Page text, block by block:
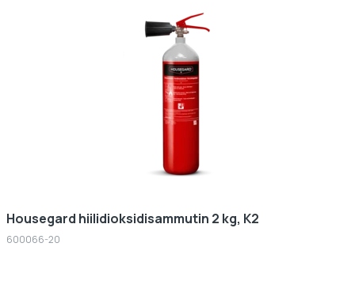
Housegard hiilidioksidisammutin 2 kg, K2
600066-20